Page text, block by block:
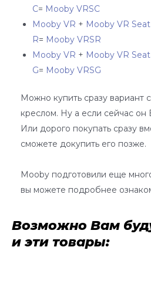
C= Mooby VRSC
Mooby VR + Mooby VR
R= Mooby VRSR
Mooby VR + Mooby VR
G= Mooby VRSG
Можно купить сразу вариант
креслом. Ну а если сейчас он
Или дорого покупать сразу
сможете докупить его позже.
Mooby подготовили еще
вы можете подробнее
Возможно Вам
и эти товары: